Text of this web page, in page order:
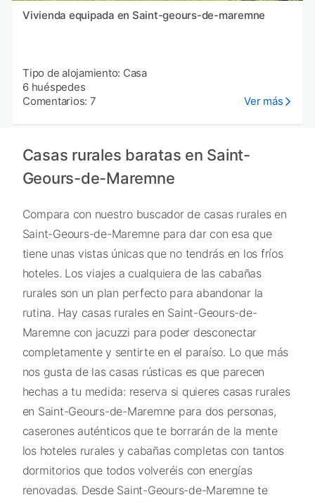
Vivienda equipada en Saint-geours-de-maremne
Tipo de alojamiento: Casa
6 huéspedes
Comentarios: 7
Ver más
Casas rurales baratas en Saint-
Geours-de-Maremne
Compara con nuestro buscador de casas rurales en
Saint-Geours-de-Maremne para dar con esa que
tiene unas vistas únicas que no tendrás en los fríos
hoteles. Los viajes a cualquiera de las cabañas
rurales son un plan perfecto para abandonar la
rutina. Hay casas rurales en Saint-Geours-de-
Maremne con jacuzzi para poder desconectar
completamente y sentirte en el paraíso. Lo que más
nos gusta de las casas rústicas es que parecen
hechas a tu medida: reserva si quieres casas rurales
en Saint-Geours-de-Maremne para dos personas,
caserones auténticos que te borrarán de la mente
los hoteles rurales y cabañas completas con tantos
dormitorios que todos volveréis con energías
renovadas. Desde Saint-Geours-de-Maremne te